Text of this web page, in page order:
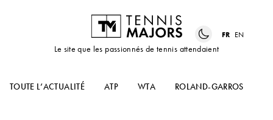
Le site que les passionnés de tennis attendaient
FR EN
TOUTE L’ACTUALITÉ ATP WTA ROLAND-GARROS